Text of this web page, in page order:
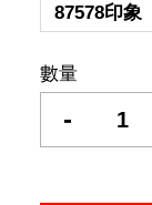
87578印象
數量
-